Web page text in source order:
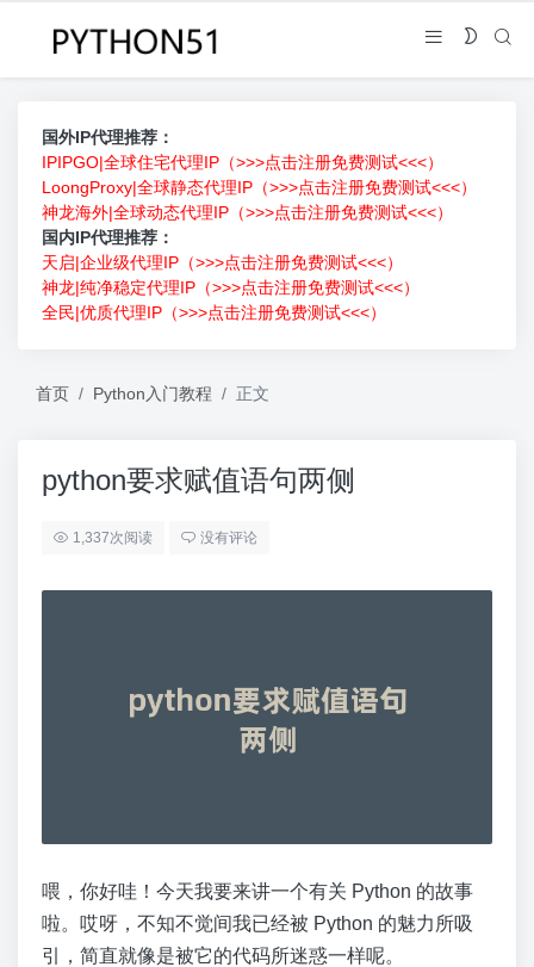
国外IP代理推荐：
IPIPGO|全球住宅代理IP（>>>点击注册免费测试<<<）
LoongProxy|全球静态代理IP（>>>点击注册免费测试<<<）
神龙海外|全球动态代理IP（>>>点击注册免费测试<<<）
国内IP代理推荐：
天启|企业级代理IP（>>>点击注册免费测试<<<）
神龙|纯净稳定代理IP（>>>点击注册免费测试<<<）
全民|优质代理IP（>>>点击注册免费测试<<<）
首页 Python入门教程 正文
python要求赋值语句两侧
1,337次阅读 没有评论
喂，你好哇！今天我要来讲一个有关 Python 的故事
啦。哎呀，不知不觉间我已经被 Python 的魅力所吸
引，简直就像是被它的代码所迷惑一样呢。